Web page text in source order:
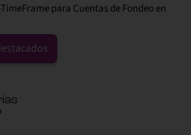
para Cuentas de Fondeo en